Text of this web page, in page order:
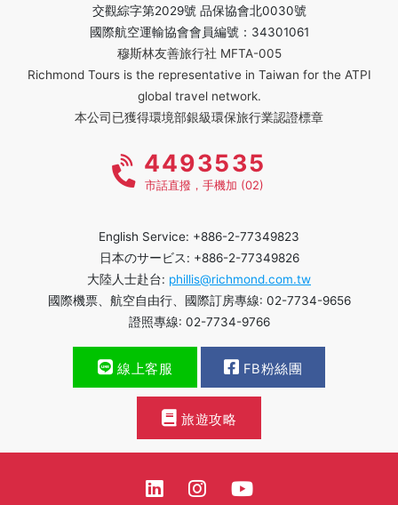
交觀綜字第2029號 品保協會北0030號
國際航空運輸協會會員編號：34301061
穆斯林友善旅行社 MFTA-005
Richmond Tours is the representative in Taiwan for the ATPI
global travel network.
本公司已獲得環境部銀級環保旅行業認證標章
4493535
市話直撥，手機加 (02)
English Service: +886-2-77349823
日本のサービス: +886-2-77349826
大陸人士赴台: phillis@richmond.com.tw
國際機票、航空自由行、國際訂房專線: 02-7734-9656
證照專線: 02-7734-9766
線上客服 FB粉絲團
旅遊攻略